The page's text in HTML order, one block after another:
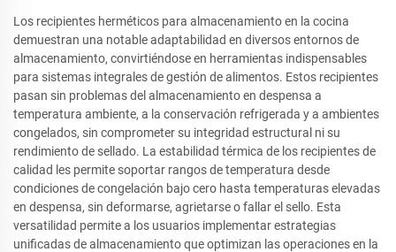
Los recipientes herméticos para almacenamiento en la cocina
demuestran una notable adaptabilidad en diversos entornos de
almacenamiento, convirtiéndose en herramientas indispensables
para sistemas integrales de gestión de alimentos. Estos recipientes
pasan sin problemas del almacenamiento en despensa a
temperatura ambiente, a la conservación refrigerada y a ambientes
congelados, sin comprometer su integridad estructural ni su
rendimiento de sellado. La estabilidad térmica de los recipientes de
calidad les permite soportar rangos de temperatura desde
condiciones de congelación bajo cero hasta temperaturas elevadas
en despensa, sin deformarse, agrietarse o fallar el sello. Esta
versatilidad permite a los usuarios implementar estrategias
unificadas de almacenamiento que optimizan las operaciones en la